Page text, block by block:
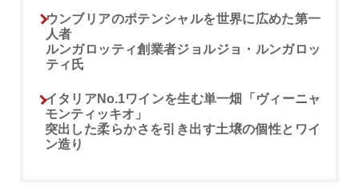
ウンブリアのポテンシャルを世界に広めた第一
人者
ルンガロッティ創業者ジョルジョ・ルンガロッ
ティ氏
イタリアNo.1ワインを生む単一畑「ヴィーニャ
モンティッキオ」
突出した柔らかさを引き出す土壌の個性とワイ
ン造り